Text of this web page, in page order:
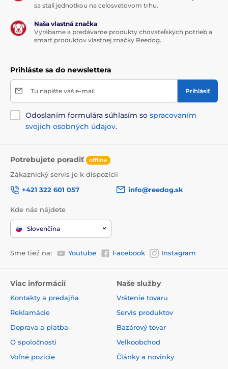
sa stali jednotkou na celosvetovom trhu.
Naša vlastná značka
Vyrábame a predávame produkty chovateľských potrieb a
smart produktov vlastnej značky Reedog.
Prihláste sa do newslettera
Tu napíšte váš e-mail Prihlásiť
Odoslaním formulára súhlasím so spracovaním
svojich osobných údajov.
Potrebujete poradiť offline
Zákaznický servis je k dispozícii
+421 322 601 057
info@reedog.sk
Kde nás nájdete
Slovenčina
Sme tiež na: Youtube Facebook Instagram
Viac informácií
Kontakty a predajňa
Reklamácie
Doprava a platba
O spoločnosti
Voľné pozície
Naše služby
Vrátenie tovaru
Servis produktov
Bazárový tovar
Velkoobchod
Články a novinky